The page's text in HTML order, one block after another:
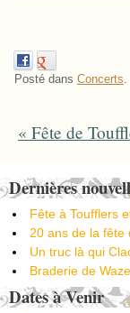
Posté dans Concerts
Post
« Fête de
Dernières
Fête à Toufflers
20 ans de la fête
Un truc là qui
Braderie de
Dates à Venir